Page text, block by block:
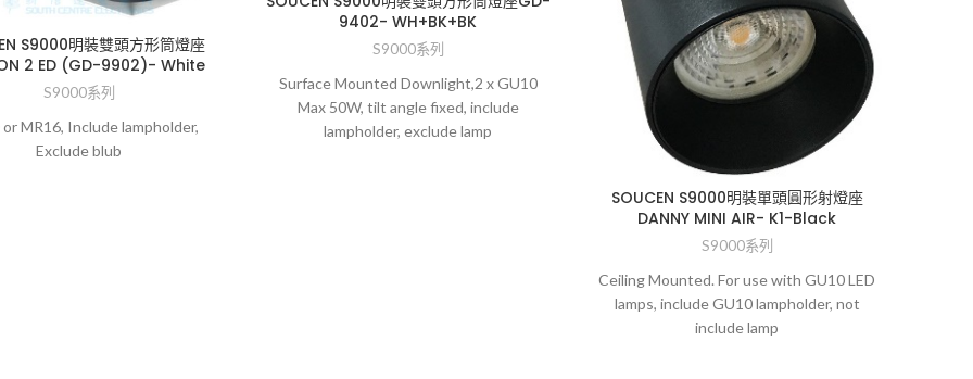
S9000明裝雙頭方形筒燈座
2 ED (GD-9902)- White
S9000系列
MR16, Include lampholder,
Exclude blub
9402- WH+BK+BK
S9000系列
Surface Mounted Downlight,2 x GU10
Max 50W, tilt angle fixed, include
lampholder, exclude lamp
SOUCEN S9000明裝單頭圓形射燈座
DANNY MINI AIR- K1-Black
S9000系列
Ceiling Mounted. For use with GU10 LED
lamps, include GU10 lampholder, not
include lamp